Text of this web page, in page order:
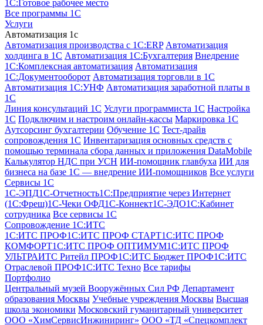
1С:Готовое рабочее место
Все программы 1С
Услуги
Автоматизация 1с
Автоматизация производства с 1C:ERP Автоматизация
холдинга в 1С Автоматизация 1С:Бухгалтерия Внедрение
1С:Комплексная автоматизация Автоматизация
1С:Документооборот Автоматизация торговли в 1С
Автоматизация 1С:УНФ Автоматизация заработной платы в
1С
Линия консультаций 1С Услуги программиста 1С Настройка
1С Подключим и настроим онлайн-кассы Маркировка 1С
Аутсорсинг бухгалтерии Обучение 1С Тест-драйв
сопровождения 1С Инвентаризация основных средств с
помощью терминала сбора данных и приложения DataMobile
Калькулятор НДС при УСН ИИ-помощник главбуха ИИ для
бизнеса на базе 1С — внедрение ИИ-помощников Все услуги
Сервисы 1С
1С-ЭПД1C-Отчетность1С:Предприятие через Интернет
(1С:Фреш)1С-Чеки ОФД1С‑Коннект1С-ЭДО1С:Кабинет
сотрудника Все сервисы 1С
Сопровождение 1С:ИТС
1С:ИТС ПРОФ1С:ИТС ПРОФ СТАРТ1С:ИТС ПРОФ
КОМФОРТ1С:ИТС ПРОФ ОПТИМУМ1С:ИТС ПРОФ
УЛЬТРАИТС Ритейл ПРОФ1С:ИТС Бюджет ПРОФ1С:ИТС
Отраслевой ПРОФ1С:ИТС Техно Все тарифы
Портфолио
Центральный музей Вооружённых Сил РФ Департамент
образования Москвы Учебные учреждения Москвы Высшая
школа экономики Московский гуманитарный университет
ООО «ХимСервисИнжиниринг» ООО «ТД «Спецкомплект